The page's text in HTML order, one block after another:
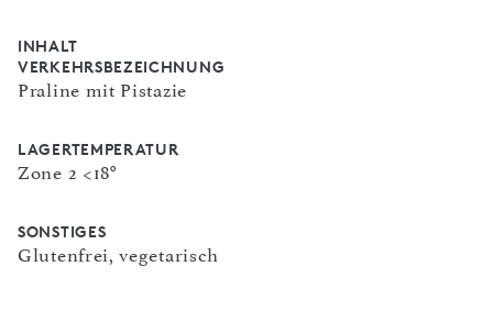
INHALT
VERKEHRSBEZEICHNUNG
Praline mit Pistazie
LAGERTEMPERATUR
Zone 2 <18°
SONSTIGES
Glutenfrei, vegetarisch